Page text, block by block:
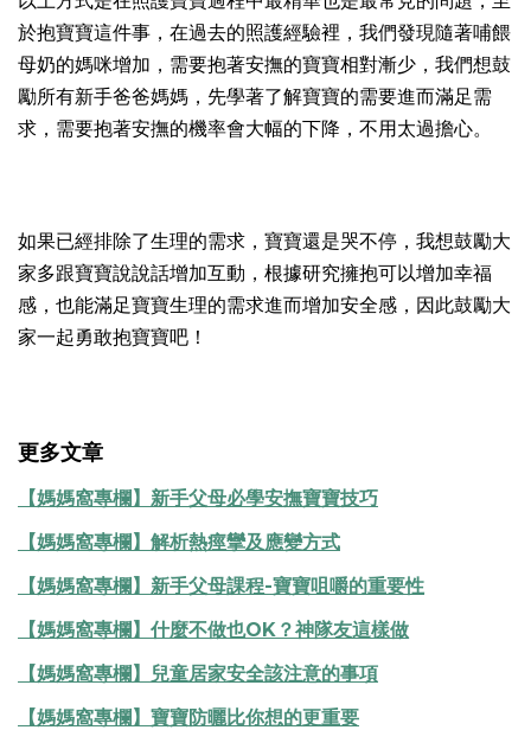
於抱寶寶這件事，在過去的照護經驗裡，我們發現隨著哺餵
母奶的媽咪增加，需要抱著安撫的寶寶相對漸少，我們想鼓
勵所有新手爸爸媽媽，先學著了解寶寶的需要進而滿足需
求，需要抱著安撫的機率會大幅的下降，不用太過擔心。
如果已經排除了生理的需求，寶寶還是哭不停，我想鼓勵大
家多跟寶寶說說話增加互動，根據研究擁抱可以增加幸福
感，也能滿足寶寶生理的需求進而增加安全感，因此鼓勵大
家一起勇敢抱寶寶吧！
更多文章
【媽媽窩專欄】新手父母必學安撫寶寶技巧
【媽媽窩專欄】解析熱痙攣及應變方式
【媽媽窩專欄】新手父母課程-寶寶咀嚼的重要性
【媽媽窩專欄】什麼不做也OK？神隊友這樣做
【媽媽窩專欄】兒童居家安全該注意的事項
【媽媽窩專欄】寶寶防曬比你想的更重要